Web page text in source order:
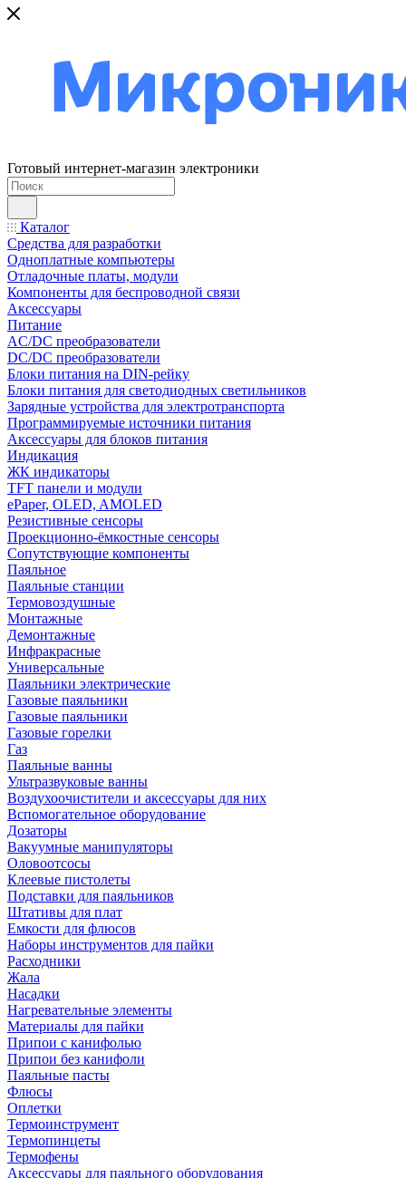
Готовый интернет-магазин электроники
Каталог
Средства для разработки
Одноплатные компьютеры
Отладочные платы, модули
Компоненты для беспроводной связи
Аксессуары
Питание
AC/DC преобразователи
DC/DC преобразователи
Блоки питания на DIN-рейку
Блоки питания для светодиодных светильников
Зарядные устройства для электротранспорта
Программируемые источники питания
Аксессуары для блоков питания
Индикация
ЖК индикаторы
TFT панели и модули
ePaper, OLED, AMOLED
Резистивные сенсоры
Проекционно-ёмкостные сенсоры
Сопутствующие компоненты
Паяльное
Паяльные станции
Термовоздушные
Монтажные
Демонтажные
Инфракрасные
Универсальные
Паяльники электрические
Газовые паяльники
Газовые паяльники
Газовые горелки
Газ
Паяльные ванны
Ультразвуковые ванны
Воздухоочистители и аксессуары для них
Вспомогательное оборудование
Дозаторы
Вакуумные манипуляторы
Оловоотсосы
Клеевые пистолеты
Подставки для паяльников
Штативы для плат
Емкости для флюсов
Наборы инструментов для пайки
Расходники
Жала
Насадки
Нагревательные элементы
Материалы для пайки
Припои с канифолью
Припои без канифоли
Паяльные пасты
Флюсы
Оплетки
Термоинструмент
Термопинцеты
Термофены
Аксессуары для паяльного оборудования